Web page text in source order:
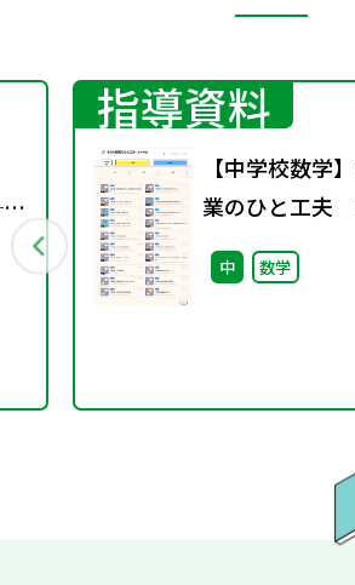
指導資料
【中学校数学
業のひと工夫
知らせ
中 数学